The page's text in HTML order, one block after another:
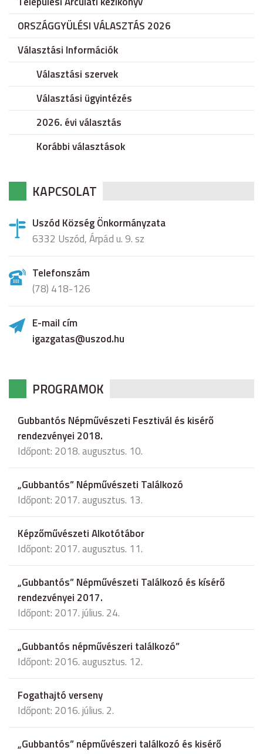
ORSZÁGGYÜLÉSI VÁLASZTÁS 2026
Választási Információk
Választási szervek
Választási ügyintézés
2026. évi választás
Korábbi választások
KAPCSOLAT
Uszód Község Önkormányzata
6332 Uszód, Árpád u. 9. sz
Telefonszám
(78) 418-126
E-mail cím
igazgatas@uszod.hu
PROGRAMOK
Gubbantós Népművészeti Fesztivál és kisérő
rendezvényei 2018.
Időpont: 2018. augusztus. 10.
„Gubbantós” Népművészeti Találkozó
Időpont: 2017. augusztus. 13.
Képzőművészeti Alkotótábor
Időpont: 2017. augusztus. 11.
„Gubbantós” Népművészeti Találkozó és kísérő
rendezvényei 2017.
Időpont: 2017. július. 24.
„Gubbantós népművészeri találkozó”
Időpont: 2016. augusztus. 12.
Fogathajtó verseny
Időpont: 2016. július. 2.
„Gubbantós” népművészeri találkozó és kisérő